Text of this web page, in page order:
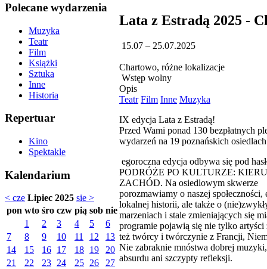
Polecane wydarzenia
Muzyka
Teatr
Film
Książki
Sztuka
Inne
Historia
Repertuar
Kino
Spektakle
Kalendarium
< cze Lipiec 2025 sie >
pon wto śro czw pią sob nie
1
2 3 4 5
6
7
8 9 10 11 12
13
14
15 16 17 18 19
20
21
22 23 24 25 26
27
Lata z Estradą 2025 -
15.07 – 25.07.2025
Chartowo, różne lokalizacje
Wstęp wolny
Opis
Teatr Film Inne Muzyka
IX edycja Lata z Estradą!
Przed Wami ponad 130 bezpłatnych
wydarzeń na 19 poznańskich
egoroczna edycja odbywa się pod
PODRÓŻE PO KULTURZE:
ZACHÓD. Na osiedlowym skwerze
porozmawiamy o naszej
lokalnej historii, ale także o
marzeniach i stale zmieniających się
programie pojawią się nie tylko artyści
też twórcy i twórczynie z Francji,
Nie zabraknie mnóstwa dobrej
absurdu ani szczypty refleksji.